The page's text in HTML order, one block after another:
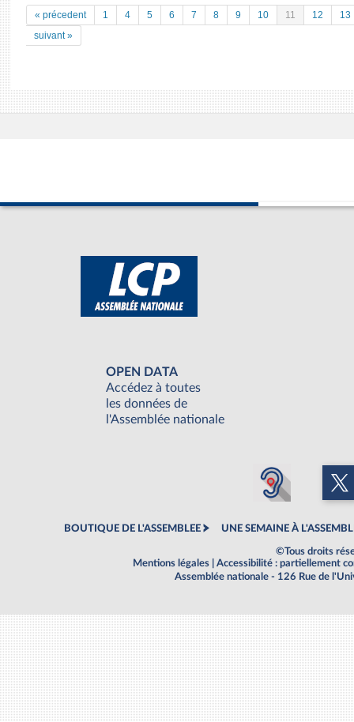
« précedent 1 4 5 6 7 8 9 10 11 12
13
suivant »
OPEN DATA
Accédez à toutes
les données de
l'Assemblée nationale
BOUTIQUE DE L'ASSEMBLEE UNE SEMAINE À
©Tous droits
Mentions légales
Accessibilité : partiellement
Assemblée nationale - 126 Rue de